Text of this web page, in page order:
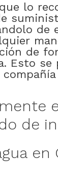
que lo
de
de
. Esto se
compañía
de
en